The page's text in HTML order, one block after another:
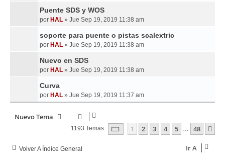
Puente SDS y WOS
por HAL » Jue Sep 19, 2019 11:38 am
soporte para puente o pistas scalextric
por HAL » Jue Sep 19, 2019 11:38 am
Nuevo en SDS
por HAL » Jue Sep 19, 2019 11:38 am
Curva
por HAL » Jue Sep 19, 2019 11:37 am
Nuevo Tema
1193 Temas Página1 De 48
1 2 3 4 5 … 48
Volver A Índice General Ir A